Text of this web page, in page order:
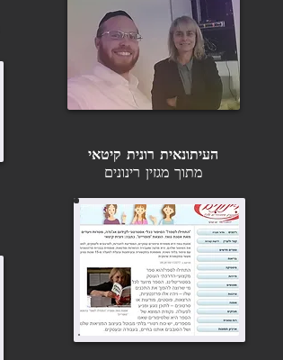
העיתונאית רונית קיטאי
מתוך מגזין רינונים